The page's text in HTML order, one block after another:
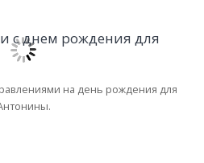
на день рождения для